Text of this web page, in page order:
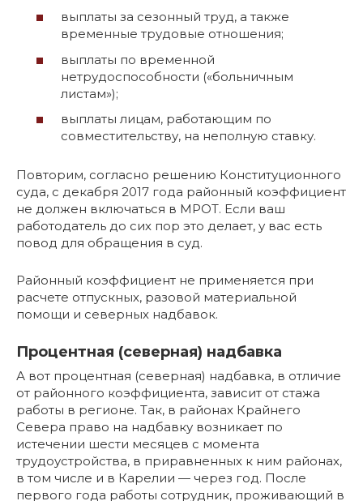
выплаты за сезонный труд, а также
временные трудовые отношения;
выплаты по временной
нетрудоспособности («больничным
листам»);
выплаты лицам, работающим по
совместительству, на неполную ставку.
Повторим, согласно решению Конституционного
суда, с декабря 2017 года районный коэффициент
не должен включаться в МРОТ. Если ваш
работодатель до сих пор это делает, у вас есть
повод для обращения в суд.
Районный коэффициент не применяется при
расчете отпускных, разовой материальной
помощи и северных надбавок.
Процентная (северная) надбавка
А вот процентная (северная) надбавка, в отличие
от районного коэффициента, зависит от стажа
работы в регионе. Так, в районах Крайнего
Севера право на надбавку возникает по
истечении шести месяцев с момента
трудоустройства, в приравненных к ним районах,
в том числе и в Карелии — через год. После
первого года работы сотрудник, проживающий в